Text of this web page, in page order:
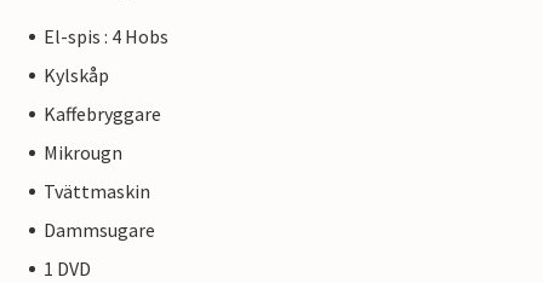
El-spis : 4 Hobs
Kylskåp
Kaffebryggare
Mikrougn
Tvättmaskin
Dammsugare
1 DVD